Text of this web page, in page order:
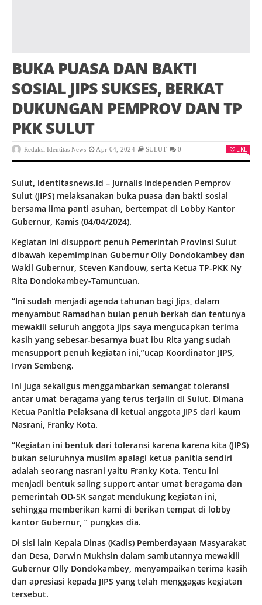
BUKA PUASA DAN BAKTI
SOSIAL JIPS SUKSES, BERKAT
DUKUNGAN PEMPROV DAN TP
PKK SULUT
Redaksi Identitas News Apr 04, 2024 SULUT 0 LIKE
Sulut, identitasnews.id – Jurnalis Independen Pemprov
Sulut (JIPS) melaksanakan buka puasa dan bakti sosial
bersama lima panti asuhan, bertempat di Lobby Kantor
Gubernur, Kamis (04/04/2024).
Kegiatan ini disupport penuh Pemerintah Provinsi Sulut
dibawah kepemimpinan Gubernur Olly Dondokambey dan
Wakil Gubernur, Steven Kandouw, serta Ketua TP-PKK Ny
Rita Dondokambey-Tamuntuan.
“Ini sudah menjadi agenda tahunan bagi Jips, dalam
menyambut Ramadhan bulan penuh berkah dan tentunya
mewakili seluruh anggota jips saya mengucapkan terima
kasih yang sebesar-besarnya buat ibu Rita yang sudah
mensupport penuh kegiatan ini,”ucap Koordinator JIPS,
Irvan Sembeng.
Ini juga sekaligus menggambarkan semangat toleransi
antar umat beragama yang terus terjalin di Sulut. Dimana
Ketua Panitia Pelaksana di ketuai anggota JIPS dari kaum
Nasrani, Franky Kota.
“Kegiatan ini bentuk dari toleransi karena karena kita (JIPS)
bukan seluruhnya muslim apalagi ketua panitia sendiri
adalah seorang nasrani yaitu Franky Kota. Tentu ini
menjadi bentuk saling support antar umat beragama dan
pemerintah OD-SK sangat mendukung kegiatan ini,
sehingga memberikan kami di berikan tempat di lobby
kantor Gubernur, ” pungkas dia.
Di sisi lain Kepala Dinas (Kadis) Pemberdayaan Masyarakat
dan Desa, Darwin Mukhsin dalam sambutannya mewakili
Gubernur Olly Dondokambey, menyampaikan terima kasih
dan apresiasi kepada JIPS yang telah menggagas kegiatan
tersebut.